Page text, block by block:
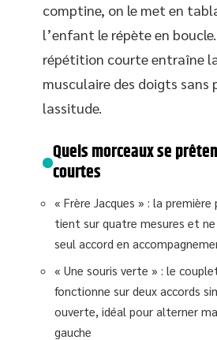
comptine, on le met en
l’enfant le répète en
répétition courte entraîne
musculaire des doigts sans
lassitude.
Quels morceaux se
courtes
« Frère Jacques » : la
tient sur quatre mesures et ne
seul accord en
« Une souris verte » : le
fonctionne sur deux accords
ouverte, idéal pour alterner
gauche